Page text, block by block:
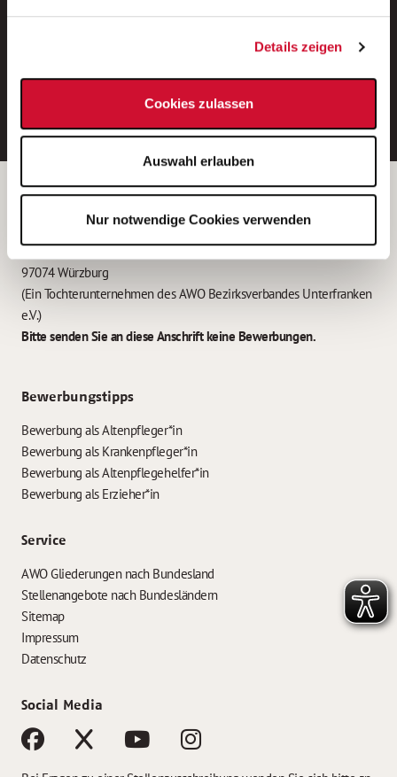
Details zeigen
Cookies zulassen
Auswahl erlauben
Nur notwendige Cookies verwenden
E-Mail-Adresse eintragen
Betreiber der Webseite
Garitz Bewirtschaftungsbetriebe GmbH
Kantstraße 45a
97074 Würzburg
(Ein Tochterunternehmen des AWO Bezirksverbandes Unterfranken
e.V.)
Bitte senden Sie an diese Anschrift keine Bewerbungen.
Bewerbungstipps
Bewerbung als Altenpfleger*in
Bewerbung als Krankenpfleger*in
Bewerbung als Altenpflegehelfer*in
Bewerbung als Erzieher*in
Service
AWO Gliederungen nach Bundesland
Stellenangebote nach Bundesländern
Sitemap
Impressum
Datenschutz
Social Media